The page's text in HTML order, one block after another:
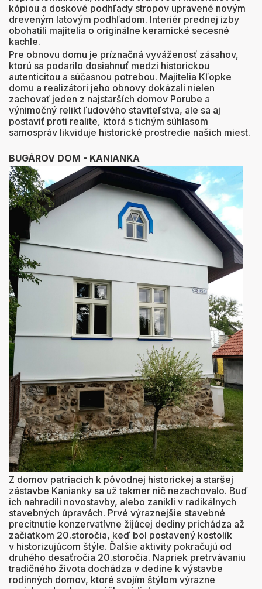
kópiou a doskové podhľady stropov upravené novým
dreveným latovým podhľadom. Interiér prednej izby
obohatili majitelia o originálne keramické secesné
kachle.
Pre obnovu domu je príznačná vyváženosť zásahov,
ktorú sa podarilo dosiahnuť medzi historickou
autenticitou a súčasnou potrebou. Majitelia Kľopke
domu a realizátori jeho obnovy dokázali nielen
zachovať jeden z najstarších domov Porube a
výnimočný relikt ľudového staviteľstva, ale sa aj
postaviť proti realite, ktorá s tichým súhlasom
samospráv likviduje historické prostredie našich miest.
BUGÁROV DOM - KANIANKA
Z domov patriacich k pôvodnej historickej a staršej
zástavbe Kanianky sa už takmer nič nezachovalo. Buď
ich nahradili novostavby, alebo zanikli v radikálnych
stavebných úpravách. Prvé výraznejšie stavebné
precitnutie konzervatívne žijúcej dediny prichádza až
začiatkom 20.storočia, keď bol postavený kostolík
v historizujúcom štýle. Ďalšie aktivity pokračujú od
druhého desaťročia 20.storočia. Napriek pretrvávaniu
tradičného života dochádza v dedine k výstavbe
rodinných domov, ktoré svojím štýlom výrazne